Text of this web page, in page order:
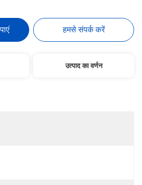
हमसे संपर्क करें
उत्पाद का वर्णन